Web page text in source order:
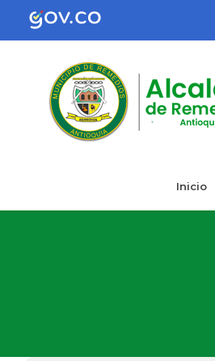
Inicio